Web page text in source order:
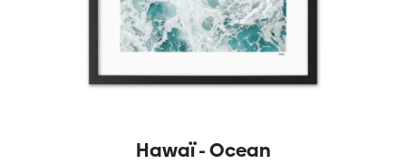
Hawaï - Ocean